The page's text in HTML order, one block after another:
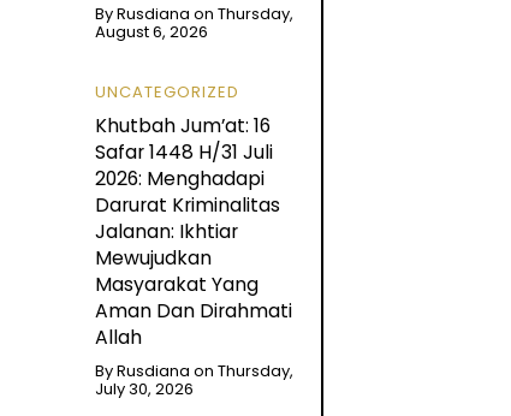
ByRusdiana on Thursday,
August 6, 2026
UNCATEGORIZED
Khutbah Jum’at: 16
Safar 1448 H/31 Juli
2026: Menghadapi
Darurat Kriminalitas
Jalanan: Ikhtiar
Mewujudkan
Masyarakat Yang
Aman Dan Dirahmati
Allah
ByRusdiana on Thursday,
July 30, 2026